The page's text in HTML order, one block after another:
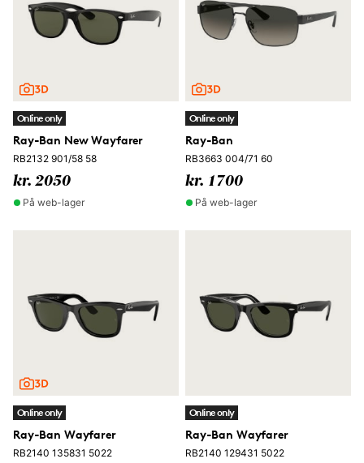
Online only
Ray-Ban New Wayfarer
RB2132 901/58 58
kr. 2050
På web-lager
Online only
Ray-Ban
RB3663 004/71 60
kr. 1700
På web-lager
Online only
Ray-Ban Wayfarer
RB2140 135831 5022
Online only
Ray-Ban Wayfarer
RB2140 129431 5022